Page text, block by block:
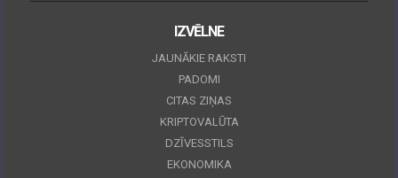
IZVĒLNE
JAUNĀKIE RAKSTI
PADOMI
CITAS ZIŅAS
KRIPTOVALŪTA
DZĪVESSTILS
EKONOMIKA